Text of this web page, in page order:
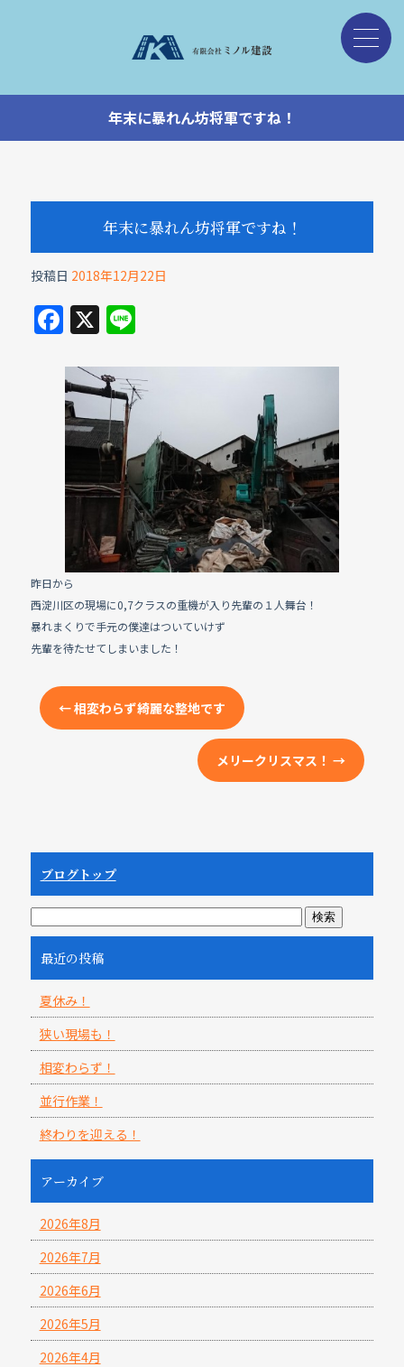
年末に暴れん坊将軍ですね！
年末に暴れん坊将軍ですね！
投稿日 2018年12月22日
F
a
c
e
b
o
X Li
e
昨日から
西淀川区の現場に0,7クラスの重機が入り先輩の１人舞台！
暴れまくりで手元の僕達はついていけず
先輩を待たせてしまいました！
←相変わらず綺麗な整地です
メリークリスマス！→
ブログトップ
最近の投稿
夏休み！
狭い現場も！
相変わらず！
並行作業！
終わりを迎える！
アーカイブ
2026年8月
2026年7月
2026年6月
2026年5月
2026年4月